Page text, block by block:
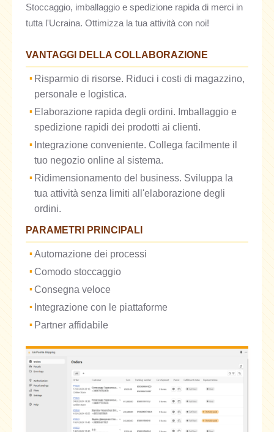
Stoccaggio, imballaggio e spedizione rapida di merci in
tutta l'Ucraina. Ottimizza la tua attività con noi!
VANTAGGI DELLA COLLABORAZIONE
Risparmio di risorse. Riduci i costi di magazzino,
personale e logistica.
Elaborazione rapida degli ordini. Imballaggio e
spedizione rapidi dei prodotti ai clienti.
Integrazione conveniente. Collega facilmente il
tuo negozio online al sistema.
Ridimensionamento del business. Sviluppa la
tua attività senza limiti all'elaborazione degli
ordini.
PARAMETRI PRINCIPALI
Automazione dei processi
Comodo stoccaggio
Consegna veloce
Integrazione con le piattaforme
Partner affidabile